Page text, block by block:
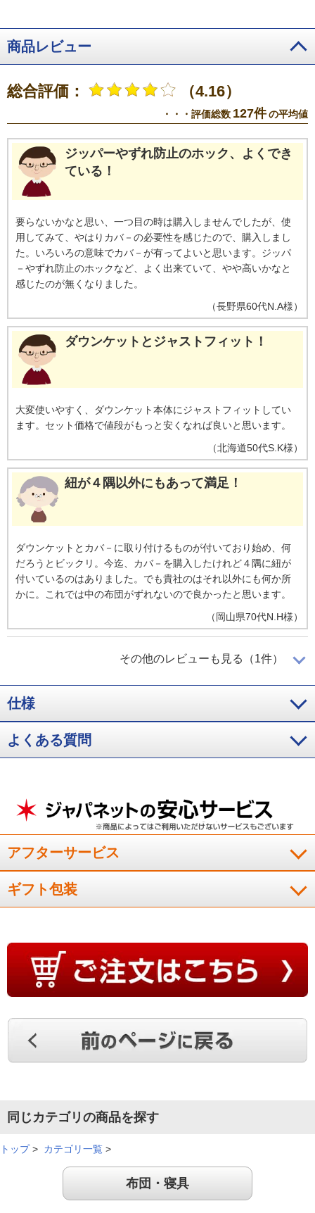
商品レビュー
総合評価： （4.16）
・・・評価総数 127件の平均値
ジッパーやずれ防止のホック、よくでき
ている！
要らないかなと思い、一つ目の時は購入しませんでしたが、使
用してみて、やはりカバ－の必要性を感じたので、購入しまし
た。いろいろの意味でカバ－が有ってよいと思います。ジッパ
－やずれ防止のホックなど、よく出来ていて、やや高いかなと
感じたのが無くなりました。
（長野県60代N.A様）
ダウンケットとジャストフィット！
大変使いやすく、ダウンケット本体にジャストフィットしてい
ます。セット価格で値段がもっと安くなれば良いと思います。
（北海道50代S.K様）
紐が４隅以外にもあって満足！
ダウンケットとカバ－に取り付けるものが付いており始め、何
だろうとビックリ。今迄、カバ－を購入したけれど４隅に紐が
付いているのはありました。でも貴社のはそれ以外にも何か所
かに。これでは中の布団がずれないので良かったと思います。
（ 岡山県70代N.H様）
両側のチャックが便利！
両側のチャックがあき、変えやすい。
M.T様）
商品により、同一シリーズをご購入された方の声を含みます。
その他のレビューも見る（1件）
仕様
よくある質問
アフターサービス
ギフト包装
同じカテゴリの商品を探す
トップ> カテゴリ一覧 >
布団・寝具